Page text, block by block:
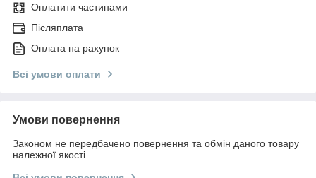
Оплатити частинами
Післяплата
Оплата на рахунок
Всі умови оплати
Умови повернення
Законом не передбачено повернення та обмін даного товару
належної якості